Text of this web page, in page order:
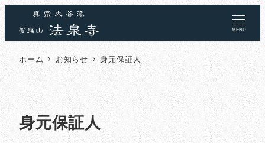
MENU
ホーム お知らせ 身元保証人
身元保証人